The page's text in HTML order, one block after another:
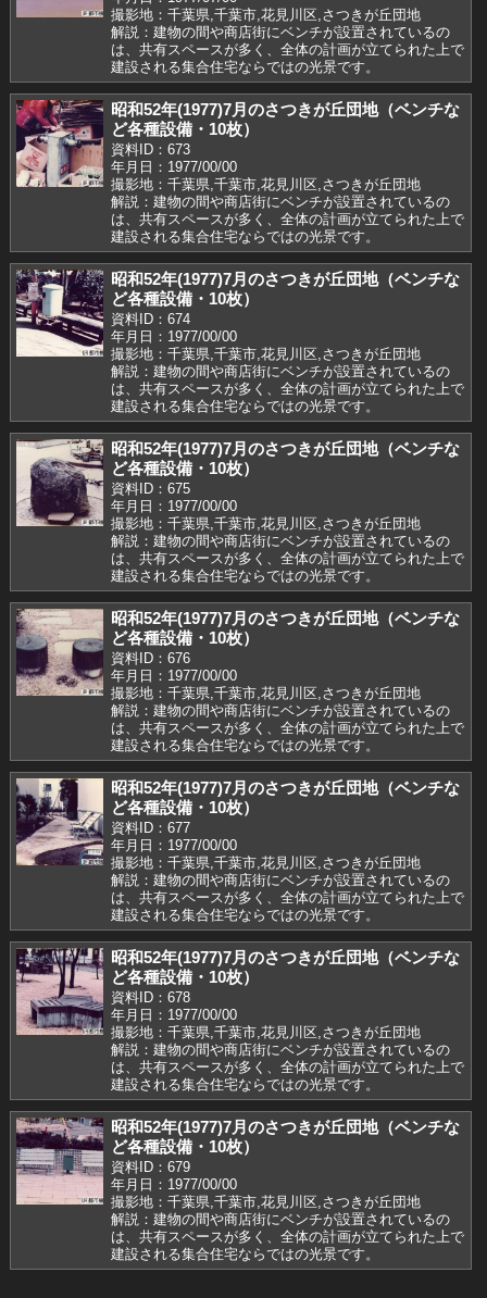
撮影地：千葉県,千葉市,花見川区,さつきが丘団地
解説：建物の間や商店街にベンチが設置されているの
は、共有スペースが多く、全体の計画が立てられた上で
建設される集合住宅ならではの光景です。
昭和52年(1977)7月のさつきが丘団地（ベンチな
ど各種設備・10枚）
資料ID：673
年月日：1977/00/00
撮影地：千葉県,千葉市,花見川区,さつきが丘団地
解説：建物の間や商店街にベンチが設置されているの
は、共有スペースが多く、全体の計画が立てられた上で
建設される集合住宅ならではの光景です。
昭和52年(1977)7月のさつきが丘団地（ベンチな
ど各種設備・10枚）
資料ID：674
年月日：1977/00/00
撮影地：千葉県,千葉市,花見川区,さつきが丘団地
解説：建物の間や商店街にベンチが設置されているの
は、共有スペースが多く、全体の計画が立てられた上で
建設される集合住宅ならではの光景です。
昭和52年(1977)7月のさつきが丘団地（ベンチな
ど各種設備・10枚）
資料ID：675
年月日：1977/00/00
撮影地：千葉県,千葉市,花見川区,さつきが丘団地
解説：建物の間や商店街にベンチが設置されているの
は、共有スペースが多く、全体の計画が立てられた上で
建設される集合住宅ならではの光景です。
昭和52年(1977)7月のさつきが丘団地（ベンチな
ど各種設備・10枚）
資料ID：676
年月日：1977/00/00
撮影地：千葉県,千葉市,花見川区,さつきが丘団地
解説：建物の間や商店街にベンチが設置されているの
は、共有スペースが多く、全体の計画が立てられた上で
建設される集合住宅ならではの光景です。
昭和52年(1977)7月のさつきが丘団地（ベンチな
ど各種設備・10枚）
資料ID：677
年月日：1977/00/00
撮影地：千葉県,千葉市,花見川区,さつきが丘団地
解説：建物の間や商店街にベンチが設置されているの
は、共有スペースが多く、全体の計画が立てられた上で
建設される集合住宅ならではの光景です。
昭和52年(1977)7月のさつきが丘団地（ベンチな
ど各種設備・10枚）
資料ID：678
年月日：1977/00/00
撮影地：千葉県,千葉市,花見川区,さつきが丘団地
解説：建物の間や商店街にベンチが設置されているの
は、共有スペースが多く、全体の計画が立てられた上で
建設される集合住宅ならではの光景です。
昭和52年(1977)7月のさつきが丘団地（ベンチな
ど各種設備・10枚）
資料ID：679
年月日：1977/00/00
撮影地：千葉県,千葉市,花見川区,さつきが丘団地
解説：建物の間や商店街にベンチが設置されているの
は、共有スペースが多く、全体の計画が立てられた上で
建設される集合住宅ならではの光景です。